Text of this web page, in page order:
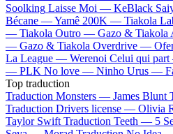
Soolking Laisse Moi — KeBlack
Bécane —Yamê 200K — Tiakola
— Tiakola Outro — Gazo & Tiakola
— Gazo & Tiakola Overdrive —
La League — Werenoi Celui qui
— PLK No love — Ninho Urus —
Top traduction
Traduction Monsters — James Blunt
Traduction Drivers license — Olivia
Taylor Swift Traduction Teeth — 5